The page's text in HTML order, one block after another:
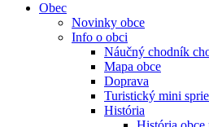
Obec
Novinky obce
Info o obci
Náučný chodník
Mapa obce
Doprava
Turistický mini
História